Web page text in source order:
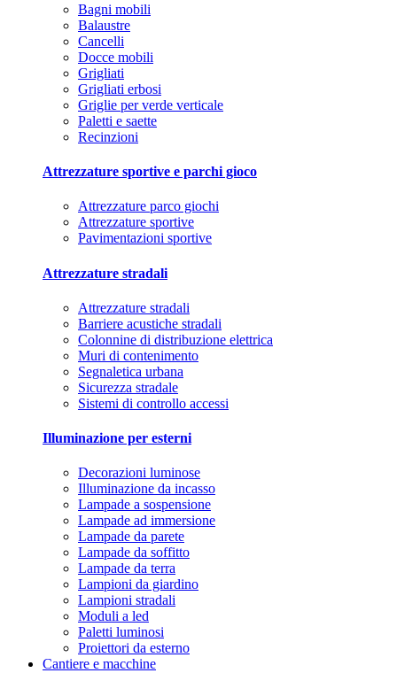
Bagni mobili
Balaustre
Cancelli
Docce mobili
Grigliati
Grigliati erbosi
Griglie per verde verticale
Paletti e saette
Recinzioni
Attrezzature sportive e parchi gioco
Attrezzature parco giochi
Attrezzature sportive
Pavimentazioni sportive
Attrezzature stradali
Attrezzature stradali
Barriere acustiche stradali
Colonnine di distribuzione elettrica
Muri di contenimento
Segnaletica urbana
Sicurezza stradale
Sistemi di controllo accessi
Illuminazione per esterni
Decorazioni luminose
Illuminazione da incasso
Lampade a sospensione
Lampade ad immersione
Lampade da parete
Lampade da soffitto
Lampade da terra
Lampioni da giardino
Lampioni stradali
Moduli a led
Paletti luminosi
Proiettori da esterno
Cantiere e macchine